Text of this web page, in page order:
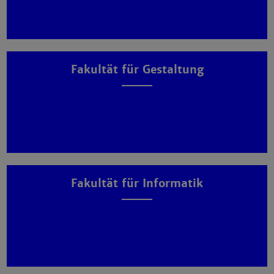
Fakultät für Gestaltung
Fakultät für Informatik